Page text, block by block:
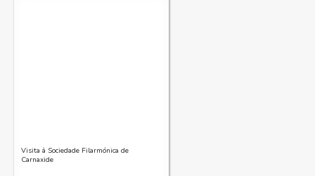
Visita à Sociedade Filarmónica de
Carnaxide